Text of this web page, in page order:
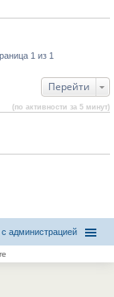
1 из 1
Перейти
(по активности за 5 минут)
администрацией